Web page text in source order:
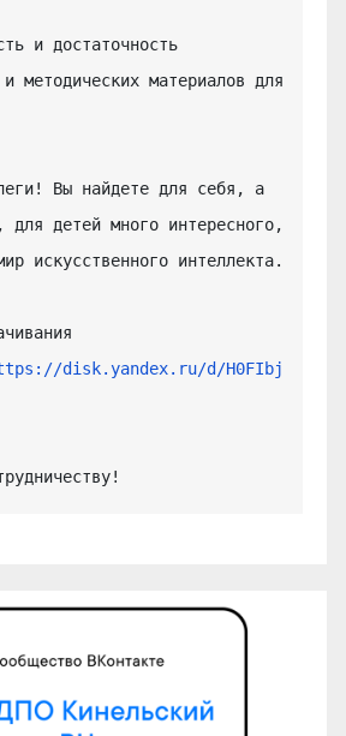
и достаточность
и методических материалов для
Вы найдете для себя, а
для детей много интересного,
искусственного интеллекта.
disk.yandex.ru/d/H0FIbj